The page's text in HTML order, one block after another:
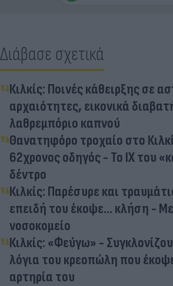
Διάβασε σχετικά
Κιλκίς: Ποινές κάθειρξης σε
αρχαιότητες, εικονικά
λαθρεμπόριο καπνού
Θανατηφόρο τροχαίο στο
62χρονος οδηγός - Το ΙΧ του
δέντρο
Κιλκίς: Παρέσυρε και
επειδή του έκοψε... κλήση -
νοσοκομείο
Κιλκίς: «Φεύγω» -
λόγια του κρεοπώλη που
αρτηρία του